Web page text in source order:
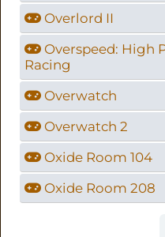
Overlord II
Overspeed: High
Racing
Overwatch
Overwatch 2
Oxide Room 104
Oxide Room 208